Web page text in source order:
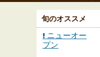
原宿 代々木参宮橋
旬のオススメ
ニューオー
プン